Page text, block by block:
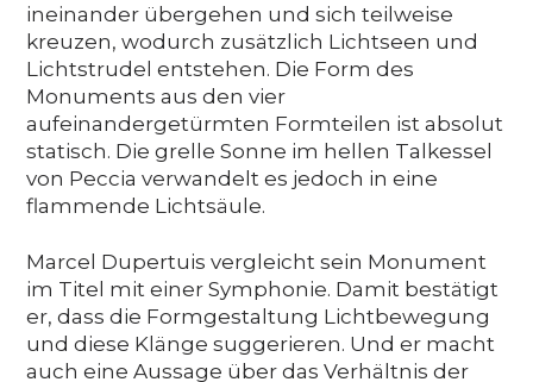
ineinander übergehen und sich teilweise
kreuzen, wodurch zusätzlich Lichtseen und
Lichtstrudel entstehen. Die Form des
Monuments aus den vier
aufeinandergetürmten Formteilen ist absolut
statisch. Die grelle Sonne im hellen Talkessel
von Peccia verwandelt es jedoch in eine
flammende Lichtsäule.
Marcel Dupertuis vergleicht sein Monument
im Titel mit einer Symphonie. Damit bestätigt
er, dass die Formgestaltung Lichtbewegung
und diese Klänge suggerieren. Und er macht
auch eine Aussage über das Verhältnis der